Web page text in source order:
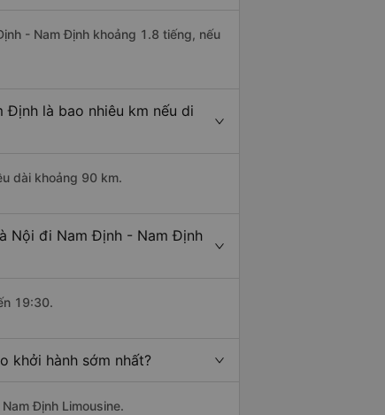
- Nam Định khoảng 1.8 tiếng, nếu
là bao nhiêu km nếu di
dài khoảng 90 km.
Nội đi Nam Định - Nam Định
19:30.
khởi hành sớm nhất?
Định Limousine.